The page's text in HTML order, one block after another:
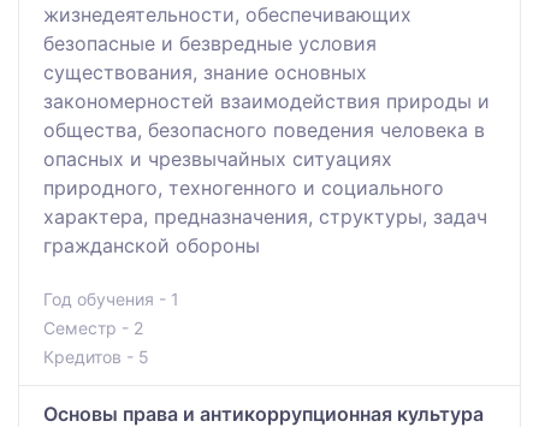
жизнедеятельности, обеспечивающих
безопасные и безвредные условия
существования, знание основных
закономерностей взаимодействия природы и
общества, безопасного поведения человека в
опасных и чрезвычайных ситуациях
природного, техногенного и социального
характера, предназначения, структуры, задач
гражданской обороны
Год обучения - 1
Семестр - 2
Кредитов - 5
Основы права и антикоррупционная культура